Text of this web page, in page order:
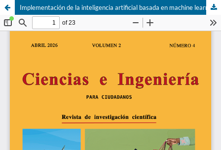
Implementación de la inteligencia artificial basada en machine learning para la mejora del desempeño de sistemas de tratamiento de aguas residuales